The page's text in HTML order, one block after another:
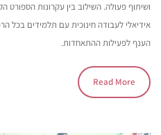
ושיתוף פעולה. השילוב בין עקרונות הספורט
אידיאלי לעבודה חינוכית עם תלמידים בכל
הענף לפעילות ההתאחדות.
Read More